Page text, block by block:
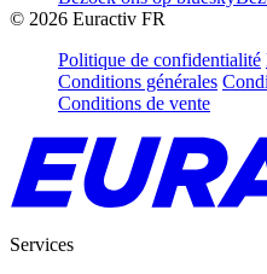
© 2026 Euractiv FR
Politique de confidentialité
Conditions générales
Conditions de vente
Services